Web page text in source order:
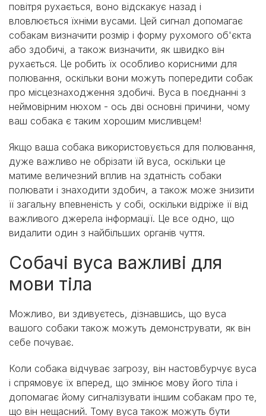
повітря рухається, воно відскакує назад і
вловлюється їхніми вусами. Цей сигнал допомагає
собакам визначити розмір і форму рухомого об'єкта
або здобичі, а також визначити, як швидко він
рухається. Це робить їх особливо корисними для
полювання, оскільки вони можуть попередити собак
про місцезнаходження здобичі. Вуса в поєднанні з
неймовірним нюхом - ось дві основні причини, чому
ваш собака є таким хорошим мисливцем!
Якщо ваша собака використовується для полювання,
дуже важливо не обрізати їй вуса, оскільки це
матиме величезний вплив на здатність собаки
полювати і знаходити здобич, а також може знизити
її загальну впевненість у собі, оскільки відріже її від
важливого джерела інформації. Це все одно, що
видалити один з найбільших органів чуття.
Собачі вуса важливі для
мови тіла
Можливо, ви здивуєтесь, дізнавшись, що вуса
вашого собаки також можуть демонструвати, як він
себе почуває.
Коли собака відчуває загрозу, він настовбурчує вуса
і спрямовує їх вперед, що змінює мову його тіла і
допомагає йому сигналізувати іншим собакам про те,
що він нещасний. Тому вуса також можуть бути